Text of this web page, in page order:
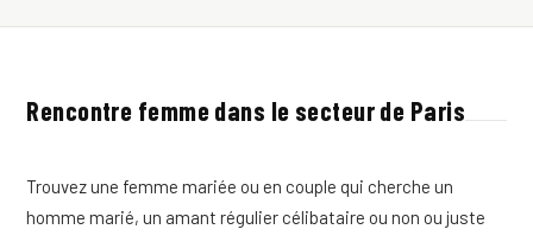
Rencontre femme dans le secteur de Paris
Trouvez une femme mariée ou en couple qui cherche un
homme marié, un amant régulier célibataire ou non ou juste